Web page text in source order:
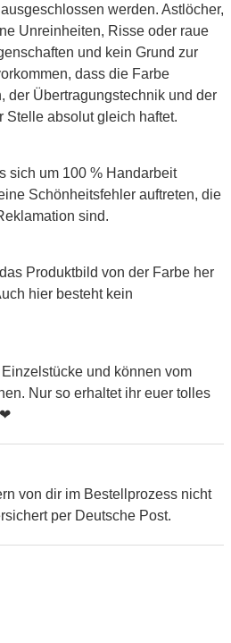
werden. Astlöcher,
Unreinheiten, Risse oder raue
und kein Grund zur
dass die Farbe
der Übertragungstechnik und der
Stelle absolut gleich haftet.
sich um 100 % Handarbeit
Schönheitsfehler auftreten, die
sind.
Produktbild von der Farbe her
hier besteht kein
und können vom
Nur so erhaltet ihr euer tolles
❤
von dir im Bestellprozess nicht
per Deutsche Post.